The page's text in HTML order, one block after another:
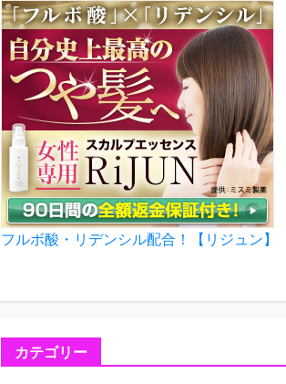
フルボ酸・リデンシル配合！【リジュン】
カテゴリー